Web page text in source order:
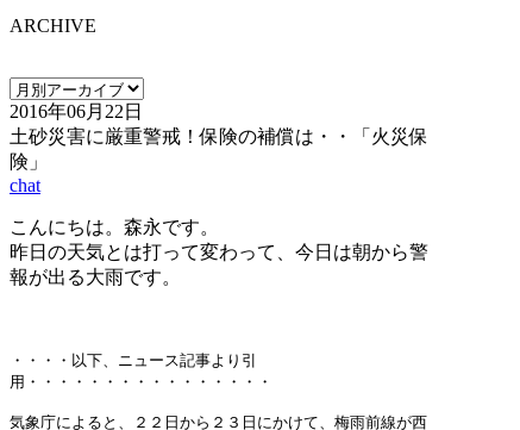
ARCHIVE
2016年06月22日
土砂災害に厳重警戒！保険の補償は・・「火災保
険」
chat
こんにちは。森永です。
昨日の天気とは打って変わって、今日は朝から警
報が出る大雨です。
・・・・以下、ニュース記事より引
用・・・・・・・・・・・・・・・・
気象庁によると、２２日から２３日にかけて、梅雨前線が西